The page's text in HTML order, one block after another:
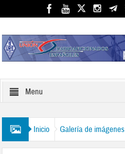
Menu
Inicio Galería de imágenes